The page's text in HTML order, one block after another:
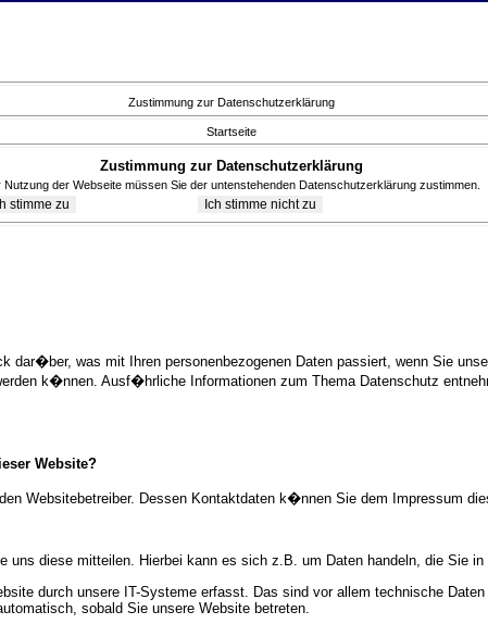
Zustimmung zur Datenschutzerklärung
Startseite
Zustimmung zur Datenschutzerklärung
Nutzung der Webseite müssen Sie der untenstehenden Datenschutzerklärung zustimmen.
dar�ber, was mit Ihren personenbezogenen Daten passiert, wenn Sie
k�nnen. Ausf�hrliche Informationen zum Thema Datenschutz
Website?
Websitebetreiber. Dessen Kontaktdaten k�nnen Sie dem Impressum
uns diese mitteilen. Hierbei kann es sich z.B. um Daten handeln, die Sie
durch unsere IT-Systeme erfasst. Das sind vor allem technische
sobald Sie unsere Website betreten.